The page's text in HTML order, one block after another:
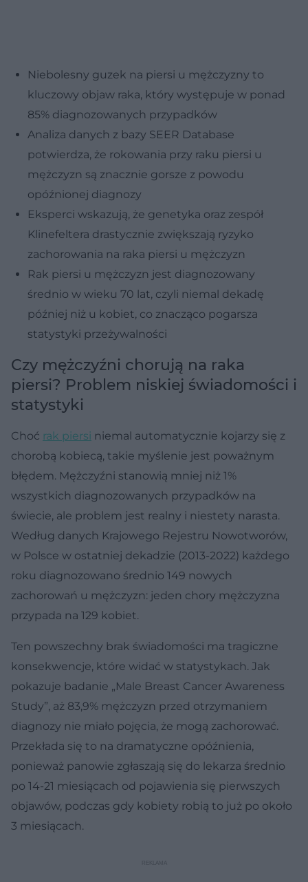
Niebolesny guzek na piersi u mężczyzny to
kluczowy objaw raka, który występuje w ponad
85% diagnozowanych przypadków
Analiza danych z bazy SEER Database
potwierdza, że rokowania przy raku piersi u
mężczyzn są znacznie gorsze z powodu
opóźnionej diagnozy
Eksperci wskazują, że genetyka oraz zespół
Klinefeltera drastycznie zwiększają ryzyko
zachorowania na raka piersi u mężczyzn
Rak piersi u mężczyzn jest diagnozowany
średnio w wieku 70 lat, czyli niemal dekadę
później niż u kobiet, co znacząco pogarsza
statystyki przeżywalności
Czy mężczyźni chorują na raka
piersi? Problem niskiej świadomości i
statystyki
Choć rak piersi niemal automatycznie kojarzy się z
chorobą kobiecą, takie myślenie jest poważnym
błędem. Mężczyźni stanowią mniej niż 1%
wszystkich diagnozowanych przypadków na
świecie, ale problem jest realny i niestety narasta.
Według danych Krajowego Rejestru Nowotworów,
w Polsce w ostatniej dekadzie (2013-2022) każdego
roku diagnozowano średnio 149 nowych
zachorowań u mężczyzn: jeden chory mężczyzna
przypada na 129 kobiet.
Ten powszechny brak świadomości ma tragiczne
konsekwencje, które widać w statystykach. Jak
pokazuje badanie „Male Breast Cancer Awareness
Study”, aż 83,9% mężczyzn przed otrzymaniem
diagnozy nie miało pojęcia, że mogą zachorować.
Przekłada się to na dramatyczne opóźnienia,
ponieważ panowie zgłaszają się do lekarza średnio
po 14-21 miesiącach od pojawienia się pierwszych
objawów, podczas gdy kobiety robią to już po około
3 miesiącach.